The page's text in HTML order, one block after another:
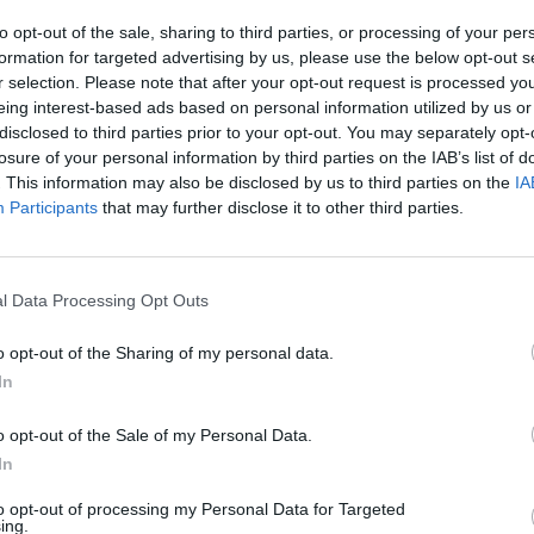
opt-out of the sale, sharing to third parties, or processing of your
for targeted advertising by us, please use the below opt-out
selection. Please note that after your opt-out request is processed
interest-based ads based on personal information utilized by us
to third parties prior to your opt-out. You may separately
of your personal information by third parties on the IAB’s list of
This information may also be disclosed by us to third parties on the
Participants that may further disclose it to other third parties.
Data Processing Opt Outs
opt-out of the Sharing of my personal data.
opt-out of the Sale of my Personal Data.
opt-out of processing my Personal Data for Targeted
się wrażenie, że tych wszystkich niezwykłych
ze szkolnej ławki. To pomaga uwierzyć w
się równie mądrze, szlachetnie, odważnie
w ogóle się nie dłużą. Są napisane przystępnym
słów. Nie sposób się przy takiej lekturze nudzić,
Literatura ma przede wszystkim dawać
mądrości i filozofie, ponieważ jeśli
i nie dotrze on do najmądrzejszych nawet treści w
wszystkie kryteria bardzo dobrze napisanej
bohaterami i przesłaniem, które pozostaje w sercu
kto zapyta mnie o książkę nie tylko piękną i